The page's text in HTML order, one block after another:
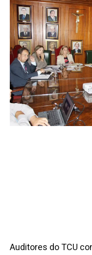
Auditores do TCU